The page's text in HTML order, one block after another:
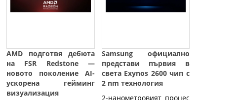
AMD подготвя дебюта
на FSR Redstone —
новото поколение AI-
ускорена гейминг
визуализация
Samsung официално
представи първия в
света Exynos 2600 чип с
2 nm технология
2-нанометровият процес